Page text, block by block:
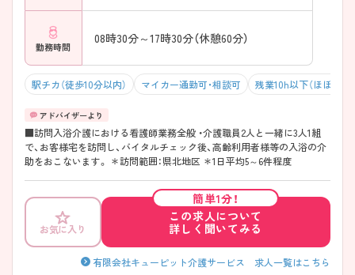
勤務時間
08時30分～17時30分（休憩60分）
駅チカ（徒歩10分以内） マイカー通勤可・相談可 残業10h以下（ほぼなし）
■訪問入浴介護における看護師業務全般 ・介護職員2人と一緒に3人1組
で、お客様宅を訪問し、バイタルチェック後、高齢利用者様等の入浴の介
助をおこないます。 ＊訪問範囲：県北地区 ＊1日平均5～6件程度
お気に入り
簡単1分！
この求人について
詳しく聞いてみる
有限会社キューピット介護サービス 求人一覧はこちら